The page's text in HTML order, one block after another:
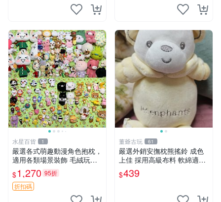
水星百貨 1
嚴選各式萌趣動漫角色抱枕，
適用各類場景裝飾 毛絨玩
具、卡通抱枕、趣味玩偶
$1,270 95折
折扣碼
董爺古玩 61
嚴選外銷安撫枕熊搖鈴 成色
上佳 採用高級布料 軟綿適合
收藏 安心選購 安撫枕 熊玩具
搖鈴
$439